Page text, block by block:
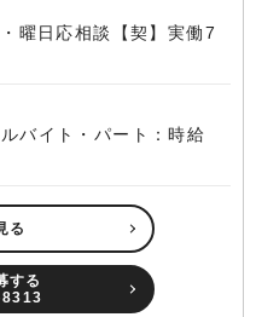
日応相談【契】実働7
バイト・パート：時給
る
する